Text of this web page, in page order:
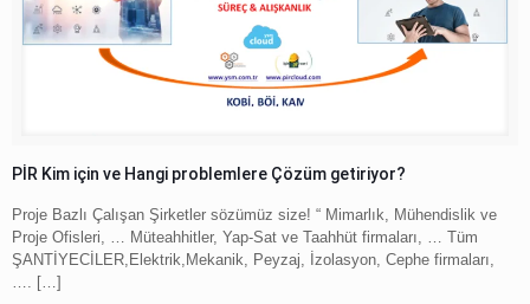
PİR Kim için ve Hangi problemlere Çözüm getiriyor?
Proje Bazlı Çalışan Şirketler sözümüz size! “ Mimarlık, Mühendislik ve
Proje Ofisleri, … Müteahhitler, Yap-Sat ve Taahhüt firmaları, … Tüm
ŞANTİYECİLER,Elektrik,Mekanik, Peyzaj, İzolasyon, Cephe firmaları,
…. […]